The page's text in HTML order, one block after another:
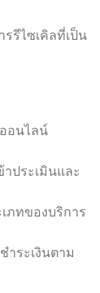
รีไซเคิลที่เป็น
อนไลน์
าประเมินและ
ภทของบริการ
ำระเงินตาม